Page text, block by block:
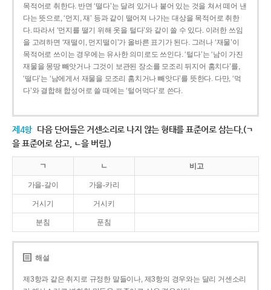
목적어로 취한다. 반면 ‘떨다’는 달려 있거나 붙어 있는 것을 쳐서 떼어 낸
다는 뜻으로, ‘먼지, 재’ 등과 같이 떨어져 나가는 대상을 목적어로 취한
다. 따라서 ‘먼지를 떨기 위해 옷을 털다’와 같이 쓸 수 있다. 이러한 쓰임
을 고려하면 ‘재떨이, 먼지떨이’가 올바른 표기가 된다. 그러나 ‘재물’이
목적어로 쓰이는 경우에는 유사한 의미로도 쓰인다. ‘털다’는 ‘남이 가진
재물을 몽땅 빼앗거나 그것이 보관된 장소를 모조리 뒤지어 훔치다’를,
‘떨다’는 ‘남에게서 재물을 모조리 훔치거나 빼앗다’를 뜻한다. 다만, ‘먹
다’와 결합해 합성어로 쓸 때에는 ‘털어먹다’로 쓴다.
제4항 다음 단어들은 거센소리로 나지 않는 형태를 표준어로 삼는다.(ㄱ
을 표준어로 삼고, ㄴ을 버림.)
ㄱ ㄴ 비고
가을-갈이 가을-카리
거시기 거시키
분침 푼침
해설
제3항과 같은 취지로 규정한 말들이나, 제3항의 경우와는 달리 거센소리